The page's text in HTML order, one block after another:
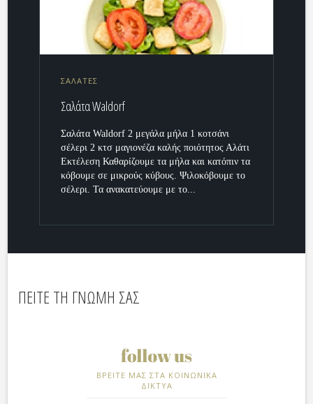
ΣΑΛΑΤΕΣ
Σαλάτα Waldorf
Σαλάτα Waldorf 2 μεγάλα μήλα 1 κοτσάνι
σέλερι 2 κτσ μαγιονέζα καλής ποιότητος Αλάτι
Εκτέλεση Καθαρίζουμε τα μήλα και κατόπιν τα
κόβουμε σε μικρούς κύβους. Ψιλοκόβουμε το
σέλερι. Τα ανακατεύουμε με το...
ΠΕΙΤΕ ΤΗ ΓΝΩΜΗ ΣΑΣ
ΒΡΕΙΤΕ ΜΑΣ ΣΤΑ ΚΟΙΝΩΝΙΚΑ
ΔΙΚΤΥΑ